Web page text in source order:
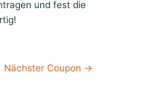
und fest die
Nächster Coupon →